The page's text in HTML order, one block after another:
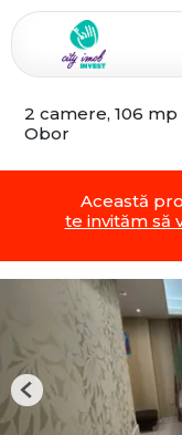
2 camere, 106
Obor
Această
te invităm să
Previous